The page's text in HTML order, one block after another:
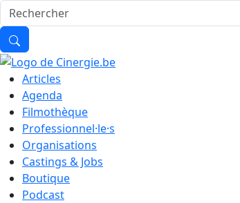
Articles
Agenda
Filmothèque
Professionnel·le·s
Organisations
Castings & Jobs
Boutique
Podcast